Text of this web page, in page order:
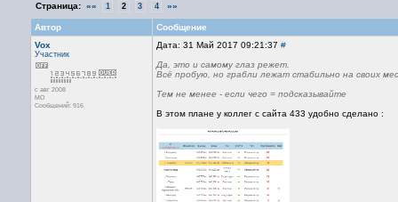
Страница: «« 1 2 3 4 »»
Автор
Сообщение
Vox
Участник
с авг 2008
МО
Сообщений: 916
Дата: 31 Май 2017 09:21:37 #
Да, это и самому глаз режет.
Всё пробую, но грабли лежат стабильно на своих
Тем не менее - если чего = подсказывайте
В этом плане у коллег с сайта 433 удобно сделано :